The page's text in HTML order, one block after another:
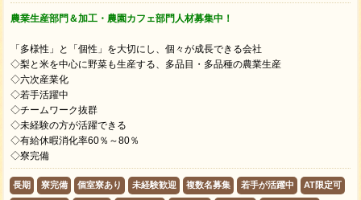
農業生産部門＆加工・農園カフェ部門人材募集中！
「多様性」と「個性」を大切にし、個々が成長できる会社
◇梨と米を中心に野菜も生産する、多品目・多品種の農業生産
◇六次産業化
◇若手活躍中
◇チームワーク抜群
◇未経験の方が活躍できる
◇有給休暇消化率60％～80％
◇寮完備
長期 寮完備 個室寮あり 未経験歓迎 複数名募集 若手が活躍中 AT限定可